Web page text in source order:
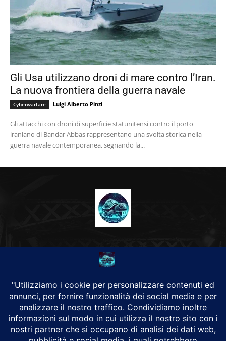
Gli Usa utilizzano droni di mare contro l’Iran.
La nuova frontiera della guerra navale
Cyberwarfare Luigi Alberto Pinzi
Gli attacchi con droni di superficie statunitensi contro il porto
iraniano di Bandar Abbas rappresentano una svolta storica nella
guerra navale contemporanea, segnando la...
CHI SIAMO
Alground Geopolitica e Cyberwarfare.
Da una idea di Brunilde Trizio
Alground fa parte del Gruppo Trizio